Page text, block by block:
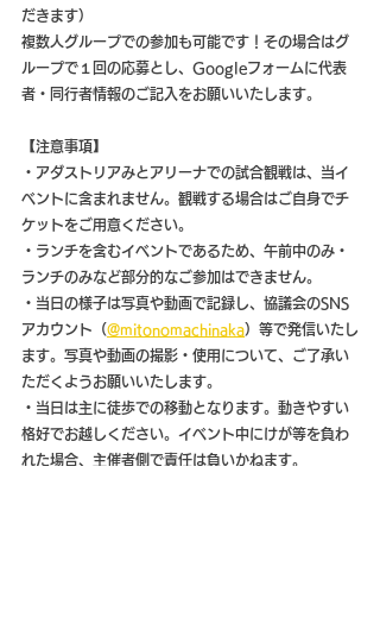
だきます）
複数人グループでの参加も可能です！その場合はグ
ループで１回の応募とし、Googleフォームに代表
者・同行者情報のご記入をお願いいたします。
【注意事項】
・アダストリアみとアリーナでの試合観戦は、当イ
ベントに含まれません。観戦する場合はご自身でチ
ケットをご用意ください。
・ランチを含むイベントであるため、午前中のみ・
ランチのみなど部分的なご参加はできません。
・当日の様子は写真や動画で記録し、協議会のSNS
アカウント（@mitonomachinaka）等で発信いたし
ます。写真や動画の撮影・使用について、ご了承い
ただくようお願いいたします。
・当日は主に徒歩での移動となります。動きやすい
格好でお越しください。イベント中にけが等を負わ
れた場合、主催者側で責任は負いかねます。